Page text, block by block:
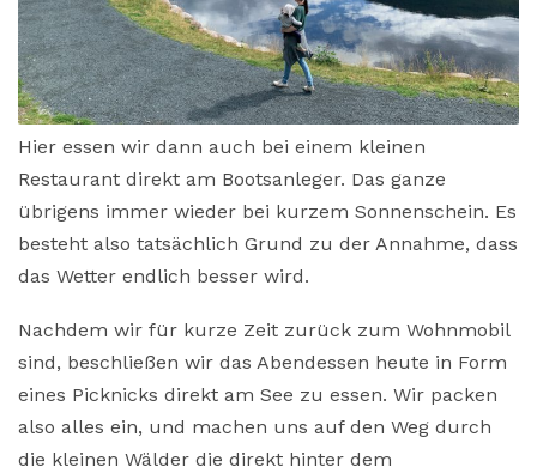
Hier essen wir dann auch bei einem kleinen
Restaurant direkt am Bootsanleger. Das ganze
übrigens immer wieder bei kurzem Sonnenschein. Es
besteht also tatsächlich Grund zu der Annahme, dass
das Wetter endlich besser wird.
Nachdem wir für kurze Zeit zurück zum Wohnmobil
sind, beschließen wir das Abendessen heute in Form
eines Picknicks direkt am See zu essen. Wir packen
also alles ein, und machen uns auf den Weg durch
die kleinen Wälder die direkt hinter dem